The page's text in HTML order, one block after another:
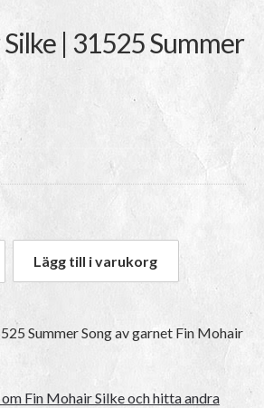
| 31525 Summer
Mohair Silke | 31525 Summer Song
Lägg till i varukorg
Summer Song av garnet Fin Mohair
Fin Mohair Silke och hitta andra